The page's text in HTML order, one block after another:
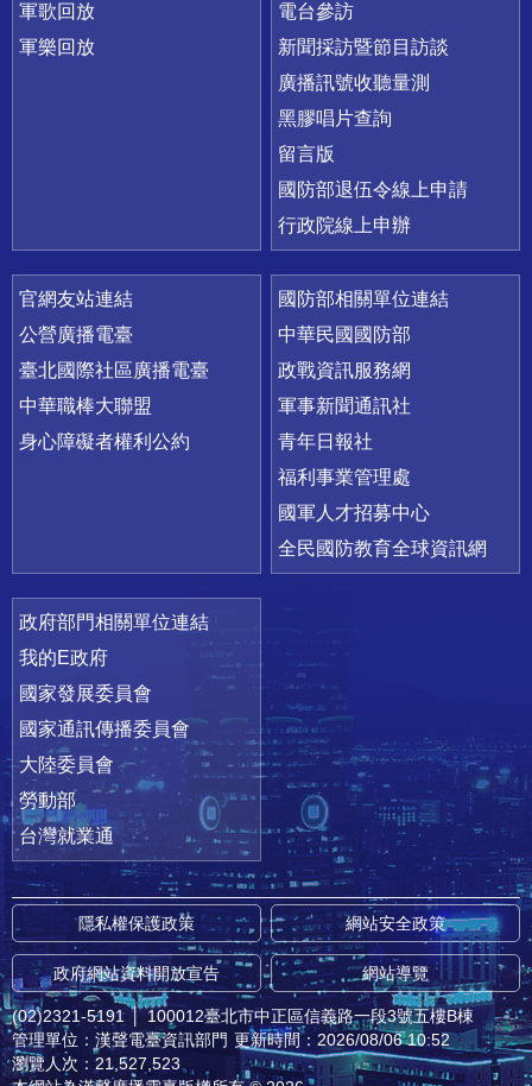
軍歌回放
軍樂回放
電台參訪
新聞採訪暨節目訪談
廣播訊號收聽量測
黑膠唱片查詢
留言版
國防部退伍令線上申請
行政院線上申辦
官網友站連結
公營廣播電臺
臺北國際社區廣播電臺
中華職棒大聯盟
身心障礙者權利公約
國防部相關單位連結
中華民國國防部
政戰資訊服務網
軍事新聞通訊社
青年日報社
福利事業管理處
國軍人才招募中心
全民國防教育全球資訊網
政府部門相關單位連結
我的E政府
國家發展委員會
國家通訊傳播委員會
大陸委員會
勞動部
台灣就業通
隱私權保護政策 網站安全政策
政府網站資料開放宣告 網站導覽
(02)2321-5191 │ 100012臺北市中正區信義路一段3號五樓B棟
管理單位：漢聲電臺資訊部門 更新時間：2026/08/06 10:52
瀏覽人次：21,527,523